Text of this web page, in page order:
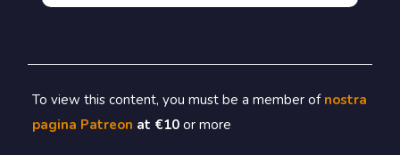
To view this content, you must be a member of nostra
pagina Patreon at €10 or more